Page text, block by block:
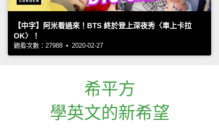
【中字】阿米看過來！BTS 終於登上深夜秀〈車上卡拉
OK〉！
觀看次數：27988 • 2020-02-27
希平方
學英文的新希望